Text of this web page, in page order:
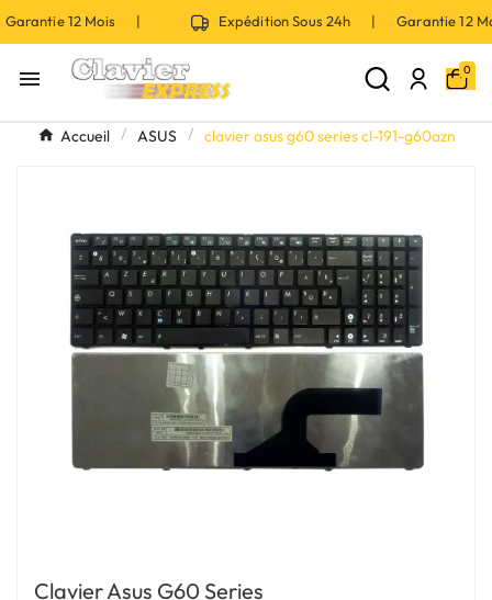
12 Mois | Expédition Sous 24h | Garantie 12
 0
Accueil ASUS clavier asus g60 series cl-191-g60azn
Clavier Asus G60 Series